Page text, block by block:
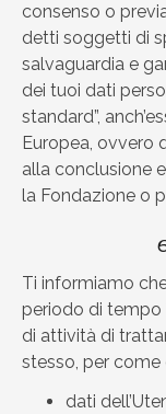
consenso o
detti soggetti di
salvaguardia e
dei tuoi dati
standard”,
Europea, ovvero
alla conclusione
la Fondazione o
Ti informiamo
periodo di tempo
di attività di
stesso, per
dati